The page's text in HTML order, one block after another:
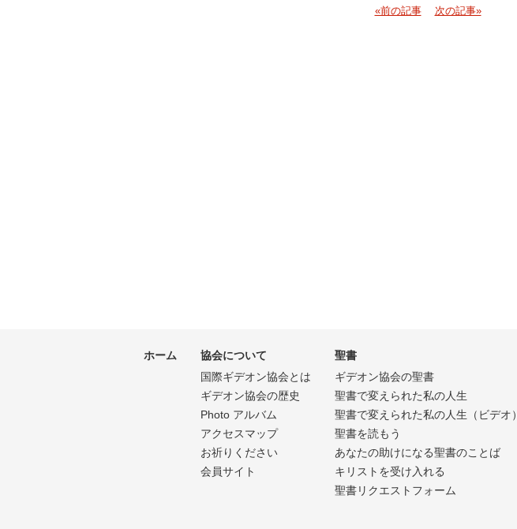
«前の記事 次の記事»
ホーム
協会について
国際ギデオン協会とは
ギデオン協会の歴史
Photo アルバム
アクセスマップ
お祈りください
会員サイト
聖書
ギデオン協会の聖書
聖書で変えられた私の人生
聖書で変えられた私の人生（ビデオ）
聖書を読もう
あなたの助けになる聖書のことば
キリストを受け入れる
聖書リクエストフォーム